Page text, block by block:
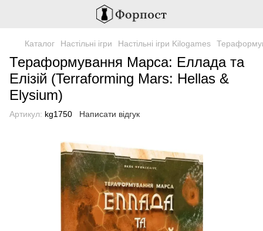
Каталог Настільні ігри Настільні ігри Kilogames
Тераформування Марса: Еллада та
Елізій (Terraforming Mars: Hellas &
Elysium)
Артикул: kg1750 Написати відгук